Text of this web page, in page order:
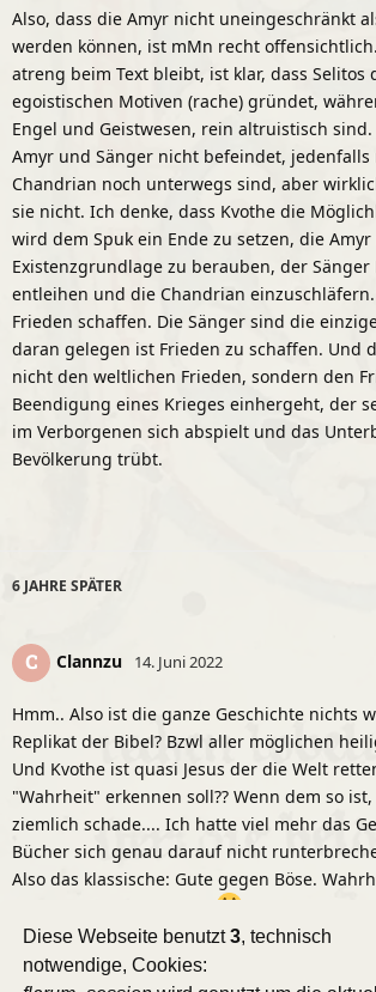
Diese Webseite benutzt3, technisch
notwendige, Cookies:
Also, dass die Amyr nicht uneingeschränkt
werden können, ist mMn recht
atreng beim Text bleibt, ist klar, dass Selitos
egoistischen Motiven (rache) gründet,
Engel und Geistwesen, rein altruistisch
Amyr und Sänger nicht befeindet,
Chandrian noch unterwegs sind, aber
sie nicht. Ich denke, dass Kvothe die
wird dem Spuk ein Ende zu setzen, die
Existenzgrundlage zu berauben, der Sänger
entleihen und die Chandrian
Frieden schaffen. Die Sänger sind die
daran gelegen ist Frieden zu schaffen. Und
nicht den weltlichen Frieden, sondern den
Beendigung eines Krieges einhergeht, der
im Verborgenen sich abspielt und das
Bevölkerung trübt.
6 JAHRE SPÄTER
C Clannzu 14. Juni 2022
Hmm.. Also ist die ganze Geschichte nichts
Replikat der Bibel? Bzwl aller möglichen
Und Kvothe ist quasi Jesus der die Welt
"Wahrheit" erkennen soll?? Wenn dem so
ziemlich schade.... Ich hatte viel mehr das
Bücher sich genau darauf nicht
Also das klassische: Gute gegen Böse.